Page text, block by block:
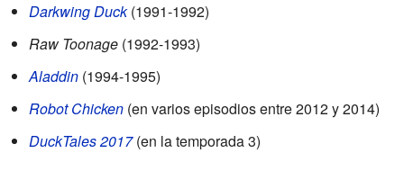
Darkwing Duck(1991-1992)
Raw Toonage (1992-1993)
Aladdin (1994-1995)
Robot Chicken (en varios episodios entre 2012 y 2014)
DuckTales 2017(en la temporada 3)